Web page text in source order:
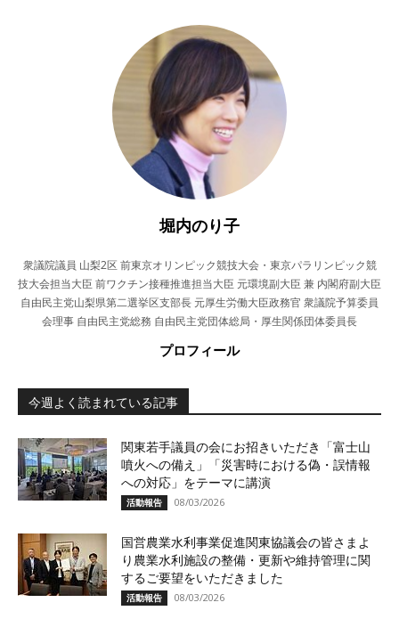
堀内のり子
衆議院議員 山梨2区 前東京オリンピック競技大会・東京パラリンピック競
技大会担当大臣 前ワクチン接種推進担当大臣 元環境副大臣 兼 内閣府副大臣
自由民主党山梨県第二選挙区支部長 元厚生労働大臣政務官 衆議院予算委員
会理事 自由民主党総務 自由民主党団体総局・厚生関係団体委員長
プロフィール
今週よく読まれている記事
関東若手議員の会にお招きいただき「富士山
噴火への備え」「災害時における偽・誤情報
への対応」をテーマに講演
活動報告 08/03/2026
国営農業水利事業促進関東協議会の皆さまよ
り農業水利施設の整備・更新や維持管理に関
するご要望をいただきました
活動報告 08/03/2026